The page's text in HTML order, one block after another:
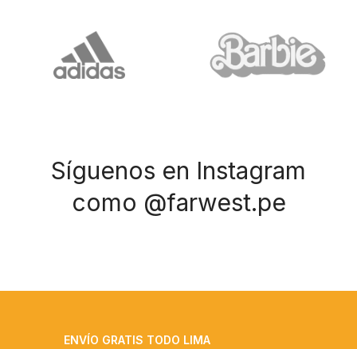
Síguenos en Instagram
como @farwest.pe
ENVÍO GRATIS TODO LIMA